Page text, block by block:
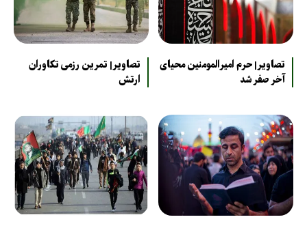
تصاویر| حرم امیرالمومنین محیای
آخر صفر شد
تصاویر| تمرین رزمی تکاوران
ارتش